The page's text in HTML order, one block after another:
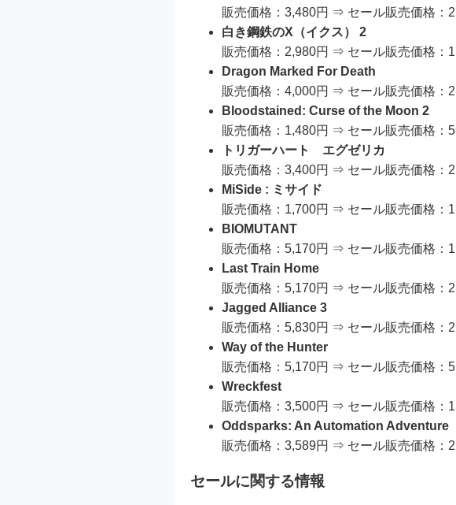
販売価格：3,480円 ⇒ セール販売価格：
白き鋼鉄のX（イクス） 2
販売価格：2,980円 ⇒ セール販売価格：
Dragon Marked For Death
販売価格：4,000円 ⇒ セール販売価格：
Bloodstained: Curse of the Moon 2
販売価格：1,480円 ⇒ セール販売価格：
トリガーハート エグゼリカ
販売価格：3,400円 ⇒ セール販売価格：
MiSide : ミサイド
販売価格：1,700円 ⇒ セール販売価格：
BIOMUTANT
販売価格：5,170円 ⇒ セール販売価格：
Last Train Home
販売価格：5,170円 ⇒ セール販売価格：
Jagged Alliance 3
販売価格：5,830円 ⇒ セール販売価格：
Way of the Hunter
販売価格：5,170円 ⇒ セール販売価格：
Wreckfest
販売価格：3,500円 ⇒ セール販売価格：
Oddsparks: An Automation Adventure
販売価格：3,589円 ⇒ セール販売価格：
セールに関する情報